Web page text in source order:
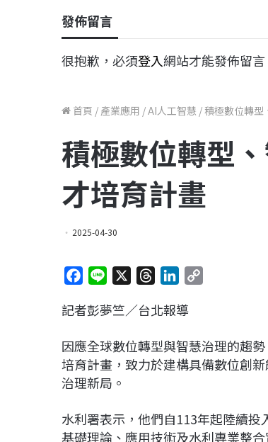
發佈留言
很抱歉，必須登入網站才能發佈留言